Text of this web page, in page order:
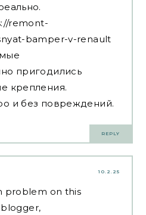
remont-
bamper-v-renault
пригодились
крепления.
и без повреждений.
REPLY
10.2.25
problem on this